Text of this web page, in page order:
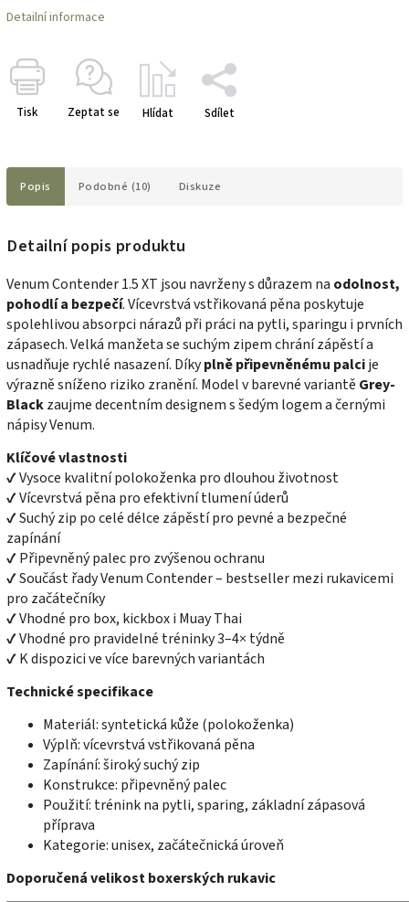
Detailní informace
Tisk Zeptat se Hlídat Sdílet
Popis Podobné (10) Diskuze
Detailní popis produktu
Venum Contender 1.5 XT jsou navrženy s důrazem na odolnost,
pohodlí a bezpečí. Vícevrstvá vstřikovaná pěna poskytuje
spolehlivou absorpci nárazů při práci na pytli, sparingu i prvních
zápasech. Velká manžeta se suchým zipem chrání zápěstí a
usnadňuje rychlé nasazení. Díkyplně připevněnému palcije
výrazně sníženo riziko zranění. Model v barevné variantě Grey-
Blackzaujme decentním designem s šedým logem a černými
nápisy Venum.
Klíčové vlastnosti
✔ Vysoce kvalitní polokoženka pro dlouhou životnost
✔ Vícevrstvá pěna pro efektivní tlumení úderů
✔ Suchý zip po celé délce zápěstí pro pevné a bezpečné
zapínání
✔ Připevněný palec pro zvýšenou ochranu
✔ Součást řady Venum Contender – bestseller mezi rukavicemi
pro začátečníky
✔ Vhodné pro box, kickbox i Muay Thai
✔ Vhodné pro pravidelné tréninky 3–4× týdně
✔ K dispozici ve více barevných variantách
Technické specifikace
Materiál: syntetická kůže (polokoženka)
Výplň: vícevrstvá vstřikovaná pěna
Zapínání: široký suchý zip
Konstrukce: připevněný palec
Použití: trénink na pytli, sparing, základní zápasová
příprava
Kategorie: unisex, začátečnická úroveň
Doporučená velikost boxerských rukavic